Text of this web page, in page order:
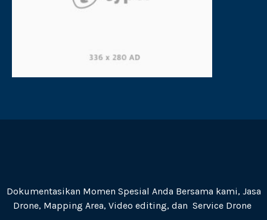
Dokumentasikan Momen Spesial Anda Bersama kami, Jasa
Drone, Mapping Area, Video editing, dan Service Drone